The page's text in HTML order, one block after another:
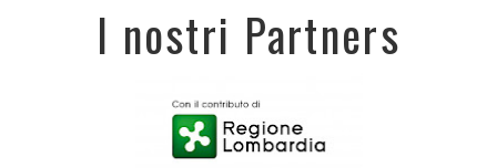
I nostri Partners